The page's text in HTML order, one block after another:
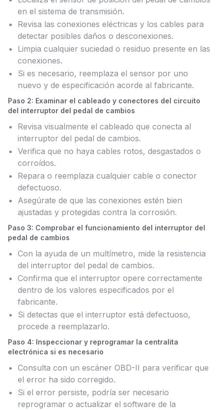
en el sistema de transmisión.
Revisa las conexiones eléctricas y los cables para
detectar posibles daños o desconexiones.
Limpia cualquier suciedad o residuo presente en las
conexiones.
Si es necesario, reemplaza el sensor por uno
nuevo y de especificación acorde al fabricante.
Paso 2: Examinar el cableado y conectores del circuito
del interruptor del pedal de cambios
Revisa visualmente el cableado que conecta al
interruptor del pedal de cambios.
Verifica que no haya cables rotos, desgastados o
corroídos.
Repara o reemplaza cualquier cable o conector
defectuoso.
Asegúrate de que las conexiones estén bien
ajustadas y protegidas contra la corrosión.
Paso 3: Comprobar el funcionamiento del interruptor del
pedal de cambios
Con la ayuda de un multímetro, mide la resistencia
del interruptor del pedal de cambios.
Confirma que el interruptor opere correctamente
dentro de los valores especificados por el
fabricante.
Si detectas que el interruptor está defectuoso,
procede a reemplazarlo.
Paso 4: Inspeccionar y reprogramar la centralita
electrónica si es necesario
Consulta con un escáner OBD-II para verificar que
el error ha sido corregido.
Si el error persiste, podría ser necesario
reprogramar o actualizar el software de la